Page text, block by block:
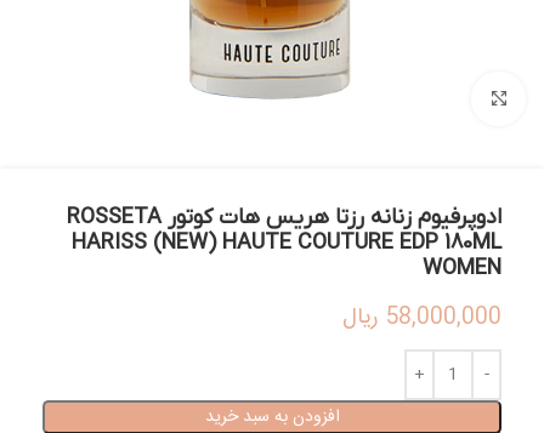
ادوپرفیوم زنانه رزتا هریس هات کوتور ROSSETA
HARISS (NEW) HAUTE COUTURE EDP 180ML
WOMEN
58,000,000 ریال
افزودن به سبد خرید